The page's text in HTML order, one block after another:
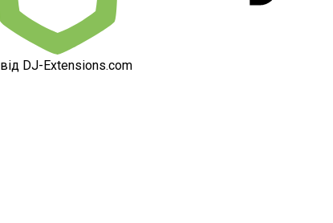
від DJ-Extensions.com